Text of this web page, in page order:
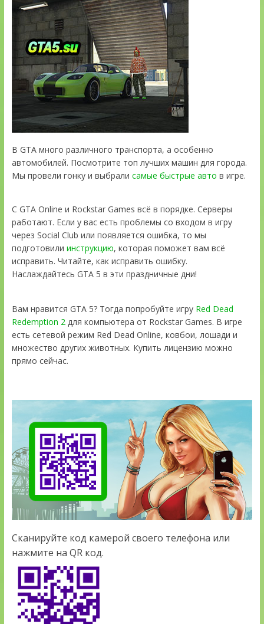
В GTA много различного транспорта, а особенно
автомобилей. Посмотрите топ лучших машин для города.
Мы провели гонку и выбрали самые быстрые авто в игре.
С GTA Online и Rockstar Games всё в порядке. Серверы
работают. Если у вас есть проблемы со входом в игру
через Social Club или появляется ошибка, то мы
подготовили инструкцию, которая поможет вам всё
исправить. Читайте, как исправить ошибку.
Наслаждайтесь GTA 5 в эти праздничные дни!
Вам нравится GTA 5? Тогда попробуйте игру Red Dead
Redemption 2для компьютера от Rockstar Games. В игре
есть сетевой режим Red Dead Online, ковбои, лошади и
множество других животных. Купить лицензию можно
прямо сейчас.
Сканируйте код камерой своего телефона или
нажмите на QR код.